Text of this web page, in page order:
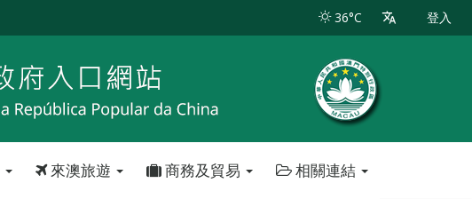
36°C 登入
來澳旅遊 商務及貿易 相關連結